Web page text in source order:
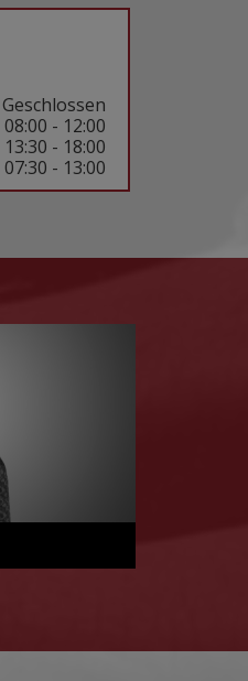
Geschlossen
08:00 - 12:00
13:30 - 18:00
07:30 - 13:00